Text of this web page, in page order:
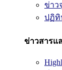
ข่าว
ปฏิทิ
ข่าวสารแ